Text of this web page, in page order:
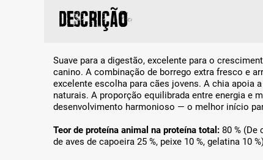
Descrição
Suave para a digestão, excelente para o
canino. A combinação de borrego extra fresco e
excelente escolha para cães jovens. A chia apoia
naturais. A proporção equilibrada entre energia e
desenvolvimento harmonioso — o melhor início
Teor de proteína animal na proteína total: 80 % (De
de aves de capoeira 25 %, peixe 10 %, gelatina 10